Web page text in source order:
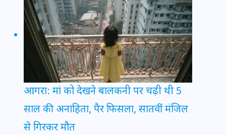
आगरा: मां को देखने बालकनी पर चढ़ी थी 5
साल की अनाहिता, पैर फिसला, सातवीं मंजिल
से गिरकर मौत